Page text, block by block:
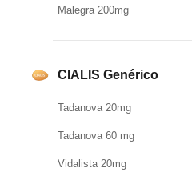
Malegra 200mg
CIALIS Genérico
Tadanova 20mg
Tadanova 60 mg
Vidalista 20mg